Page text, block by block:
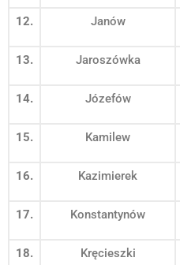
12. Janów
13. Jaroszówka
14. Józefów
15. Kamilew
16. Kazimierek
17. Konstantynów
18. Kręcieszki